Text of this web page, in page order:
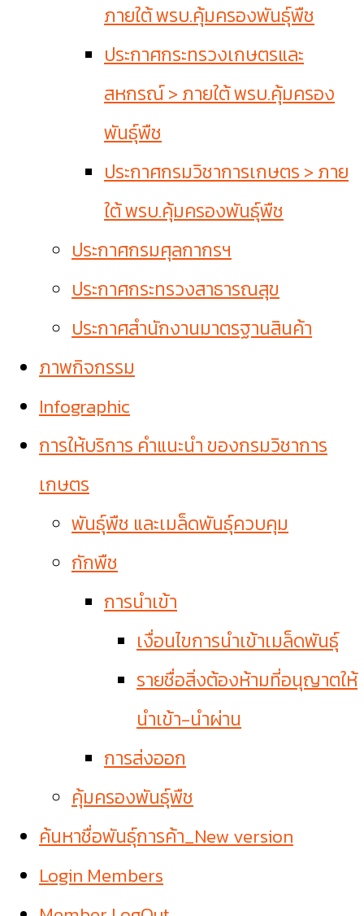
ภายใต้ พรบ.คุ้มครองพันธุ์พืช
ประกาศกระทรวงเกษตรและ
สหกรณ์ > ภายใต้ พรบ.คุ้มครอง
พันธุ์พืช
ประกาศกรมวิชาการเกษตร > ภาย
ใต้ พรบ.คุ้มครองพันธุ์พืช
ประกาศกรมศุลกากรฯ
ประกาศกระทรวงสาธารณสุข
ประกาศสำนักงานมาตรฐานสินค้า
ภาพกิจกรรม
Infographic
การให้บริการ คำแนะนำ ของกรมวิชาการ
เกษตร
พันธุ์พืช และเมล็ดพันธุ์ควบคุม
กักพืช
การนำเข้า
เงื่อนไขการนำเข้าเมล็ดพันธุ์
รายชื่อสิ่งต้องห้ามที่อนุญาตให้
นำเข้า-นำผ่าน
การส่งออก
คุ้มครองพันธุ์พืช
ค้นหาชื่อพันธุ์การค้า_New version
Login Members